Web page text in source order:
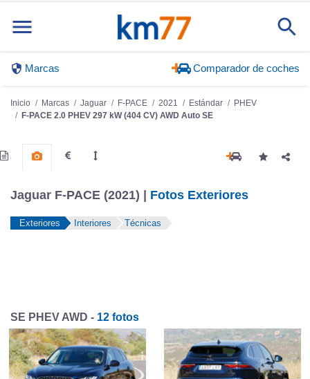
Marcas Comparador de coches
Inicio Marcas Jaguar F-PACE 2021 Estándar
PHEV
F-PACE 2.0 PHEV 297 kW (404 CV) AWD Auto SE
Jaguar F-PACE (2021) | Fotos Exteriores
Exteriores Interiores Técnicas
SE PHEV AWD - 12 fotos